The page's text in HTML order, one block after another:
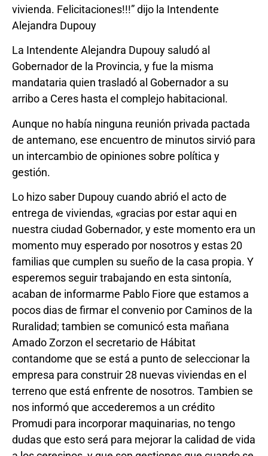
vivienda. Felicitaciones!!!” dijo la Intendente
Alejandra Dupouy
La Intendente Alejandra Dupouy saludó al
Gobernador de la Provincia, y fue la misma
mandataria quien trasladó al Gobernador a su
arribo a Ceres hasta el complejo habitacional.
Aunque no había ninguna reunión privada pactada
de antemano, ese encuentro de minutos sirvió para
un intercambio de opiniones sobre política y
gestión.
Lo hizo saber Dupouy cuando abrió el acto de
entrega de viviendas, «gracias por estar aqui en
nuestra ciudad Gobernador, y este momento era un
momento muy esperado por nosotros y estas 20
familias que cumplen su sueño de la casa propia. Y
esperemos seguir trabajando en esta sintonía,
acaban de informarme Pablo Fiore que estamos a
pocos dias de firmar el convenio por Caminos de la
Ruralidad; tambien se comunicó esta mañana
Amado Zorzon el secretario de Hábitat
contandome que se está a punto de seleccionar la
empresa para construir 28 nuevas viviendas en el
terreno que está enfrente de nosotros. Tambien se
nos informó que accederemos a un crédito
Promudi para incorporar maquinarias, no tengo
dudas que esto será para mejorar la calidad de vida